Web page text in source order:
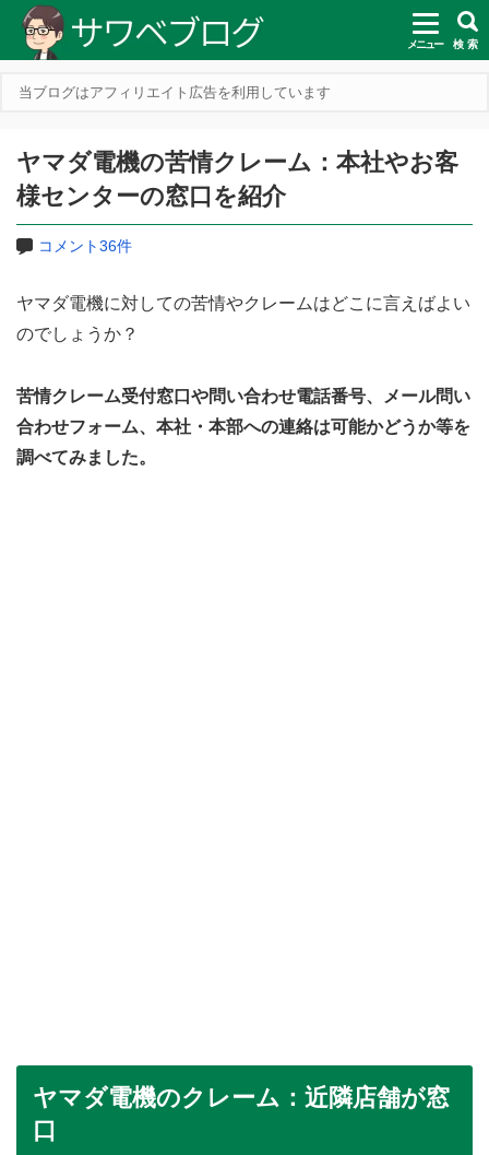
メニュー 検 索
当ブログはアフィリエイト広告を利用しています
ヤマダ電機の苦情クレーム：本社やお客
様センターの窓口を紹介
コメント36件
ヤマダ電機に対しての苦情やクレームはどこに言えばよい
のでしょうか？
苦情クレーム受付窓口や問い合わせ電話番号、メール問い
合わせフォーム、本社・本部への連絡は可能かどうか等を
調べてみました。
ヤマダ電機のクレーム：近隣店舗が窓
口